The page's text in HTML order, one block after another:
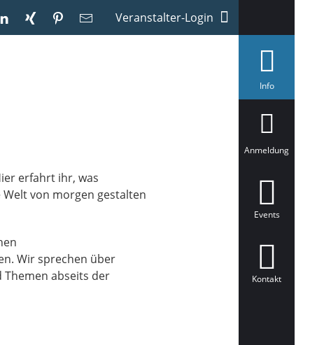
Veranstalter-Login
Infoa
ä
t
Anmeldung
Events
Kontakt
erfahrt ihr, was
von morgen gestalten
Wir sprechen über
abseits der